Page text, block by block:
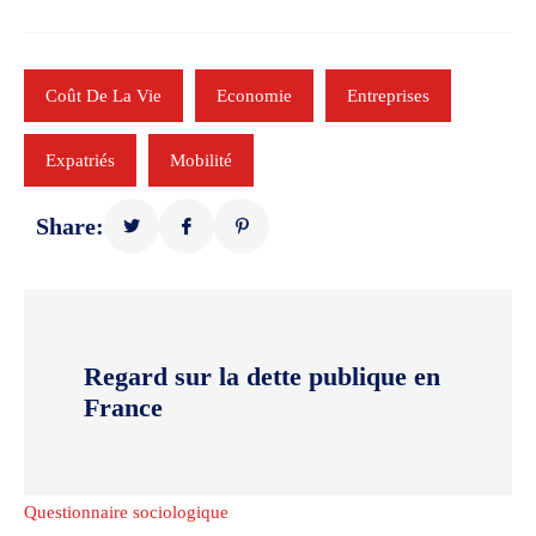
Coût De La Vie Economie Entreprises
Expatriés Mobilité
Share:
Regard sur la dette publique en
France
Questionnaire sociologique